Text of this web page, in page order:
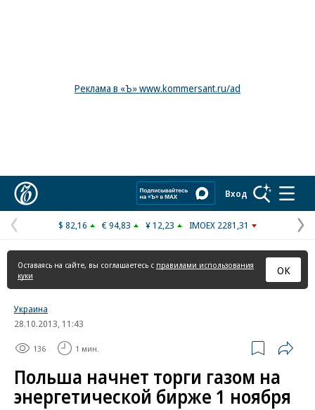
Реклама в «Ъ» www.kommersant.ru/ad
Вход
Предыдущая
страница
$ 82,16 € 94,83 ¥ 12,23 IMOEX 2281,31
Оставаясь на сайте, вы соглашаетесь с правилами использования
куки
ОК
Украина
28.10.2013, 11:43
136 1 мин.
Польша начнет торги газом на
энергетической бирже 1 ноября